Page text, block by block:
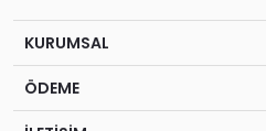
KURUMSAL
ÖDEME